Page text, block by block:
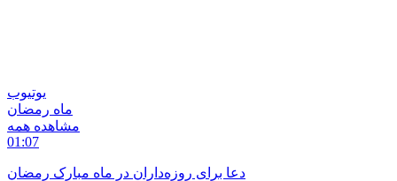
یوتیوب
ماه رمضان
مشاهده همه
01:07
دعا برای روزه‌داران در ماه مبارک رمضان